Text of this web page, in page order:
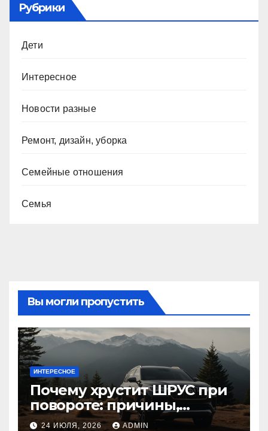
Рубрики
Дети
Интересное
Новости разные
Ремонт, дизайн, уборка
Семейные отношения
Семья
Вы могли пропустить
ИНТЕРЕСНОЕ
Почему хрустит ШРУС при
повороте: причины,
диагностика
24 ИЮЛЯ, 2026 ADMIN